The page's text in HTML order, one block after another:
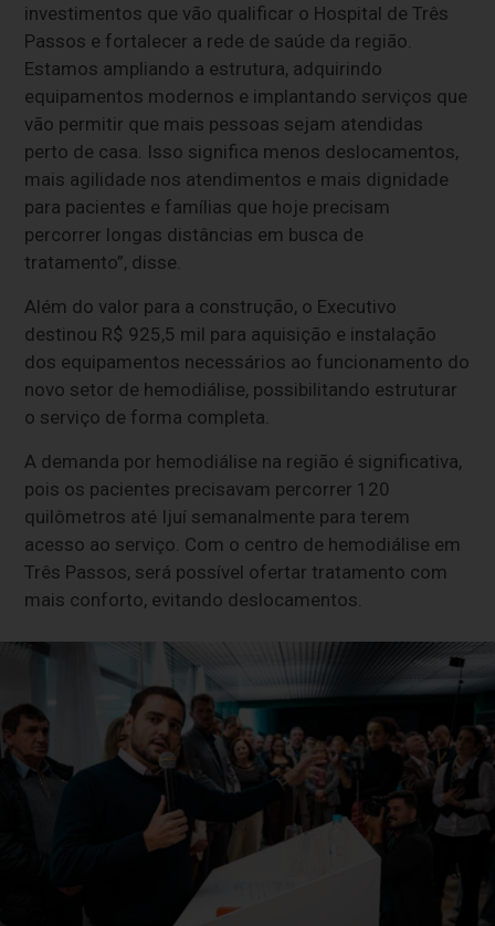
investimentos que vão qualificar o Hospital de Três
Passos e fortalecer a rede de saúde da região.
Estamos ampliando a estrutura, adquirindo
equipamentos modernos e implantando serviços que
vão permitir que mais pessoas sejam atendidas
perto de casa. Isso significa menos deslocamentos,
mais agilidade nos atendimentos e mais dignidade
para pacientes e famílias que hoje precisam
percorrer longas distâncias em busca de
tratamento”, disse.
Além do valor para a construção, o Executivo
destinou R$ 925,5 mil para aquisição e instalação
dos equipamentos necessários ao funcionamento do
novo setor de hemodiálise, possibilitando estruturar
o serviço de forma completa.
A demanda por hemodiálise na região é significativa,
pois os pacientes precisavam percorrer 120
quilômetros até Ijuí semanalmente para terem
acesso ao serviço. Com o centro de hemodiálise em
Três Passos, será possível ofertar tratamento com
mais conforto, evitando deslocamentos.